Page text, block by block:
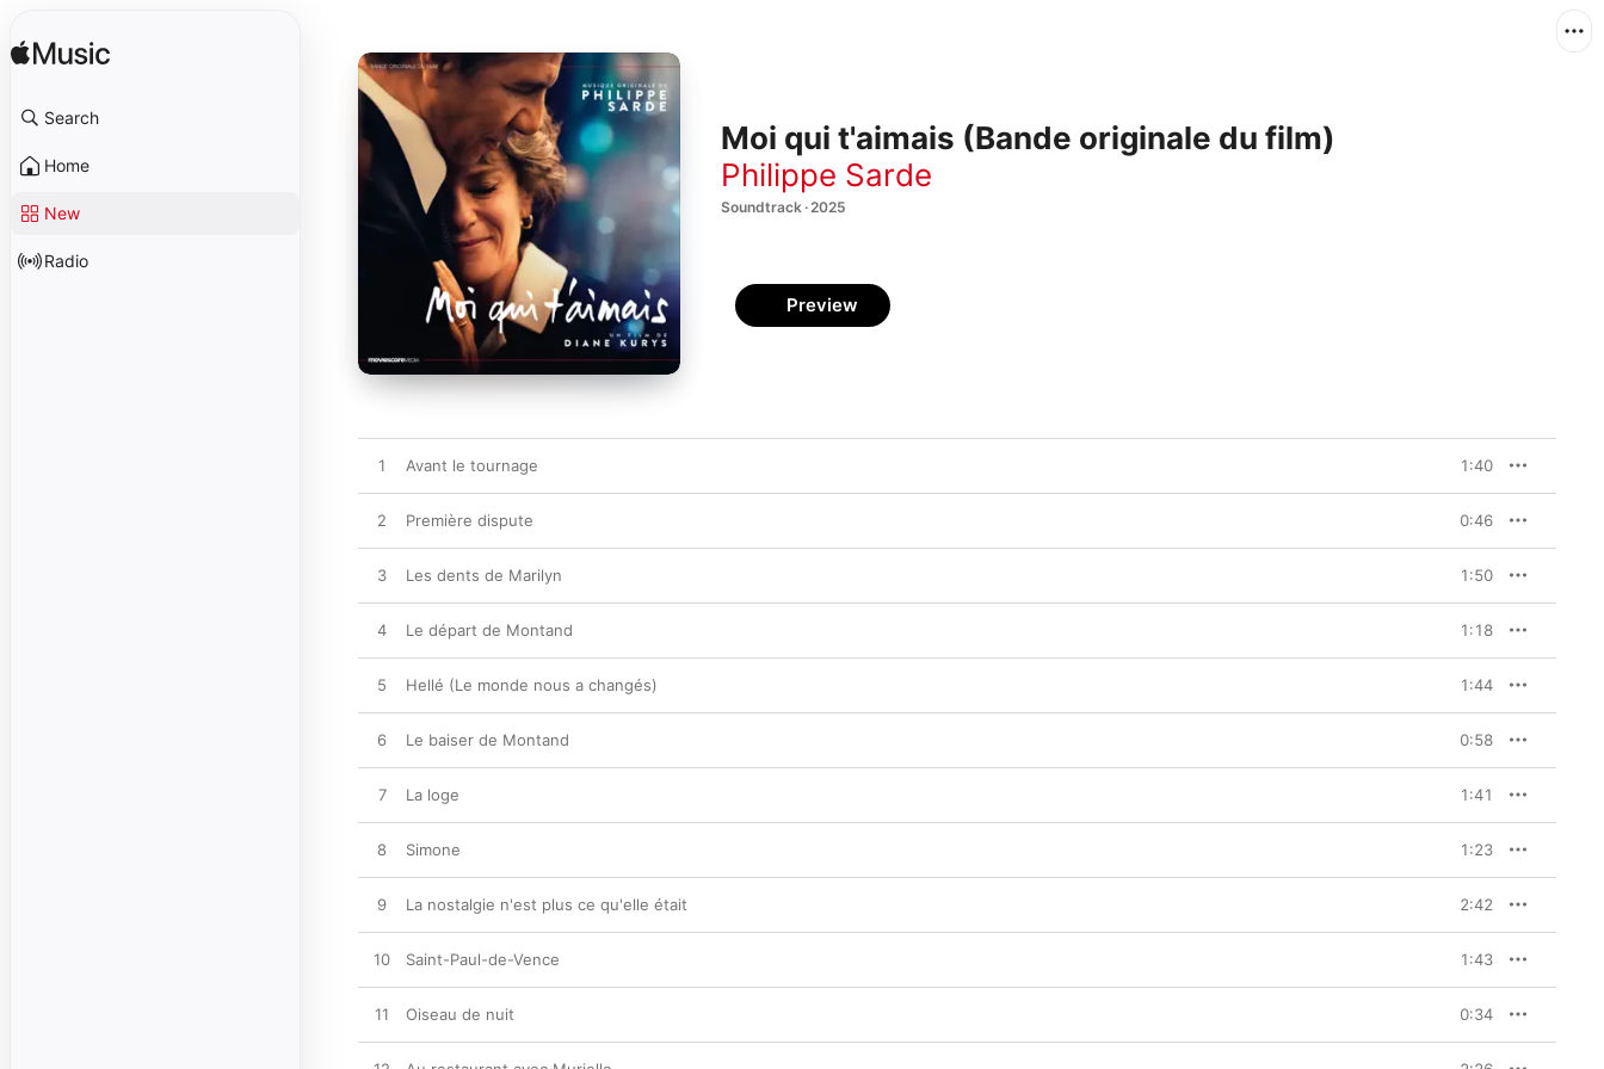
Search
Home
New
Radio
Moi qui t'aimais (Bande originale du film)
Philippe Sarde
Soundtrack · 2025
Preview
1 Avant le tournage 1:40
2 Première dispute 0:46
3 Les dents de Marilyn 1:50
4 Le départ de Montand 1:18
5 Hellé (Le monde nous a changés) 1:44
6 Le baiser de Montand 0:58
7 La loge 1:41
8 Simone 1:23
9 La nostalgie n'est plus ce qu'elle était 2:42
10 Saint-Paul-de-Vence 1:43
11 Oiseau de nuit 0:34